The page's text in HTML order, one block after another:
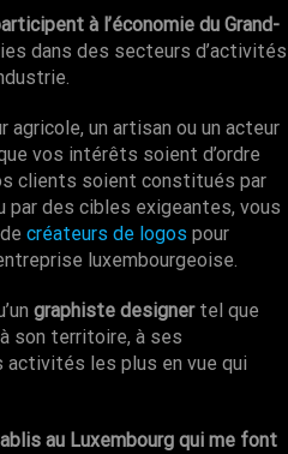
à l’économie du Grand-
dans des secteurs d’activités
agricole, un artisan ou un acteur
vos intérêts soient d’ordre
clients soient constitués par
des cibles exigeantes, vous
créateurs de logos pour
luxembourgeoise.
graphiste designertel que
son territoire, à ses
les plus en vue qui
au Luxembourg qui me font